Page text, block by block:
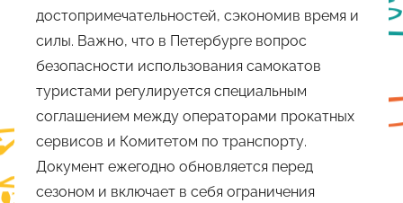
достопримечательностей, сэкономив время и
силы. Важно, что в Петербурге вопрос
безопасности использования самокатов
туристами регулируется специальным
соглашением между операторами прокатных
сервисов и Комитетом по транспорту.
Документ ежегодно обновляется перед
сезоном и включает в себя ограничения